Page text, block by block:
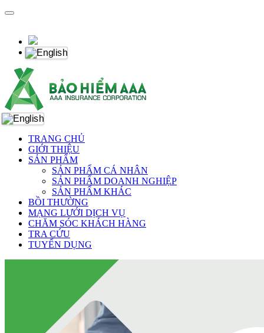
TRANG CHỦ
GIỚI THIỆU
SẢN PHẨM
SẢN PHẨM CÁ NHÂN
SẢN PHẨM DOANH NGHIỆP
SẢN PHẨM KHÁC
BỒI THƯỜNG
MẠNG LƯỚI DỊCH VỤ
CHĂM SÓC KHÁCH HÀNG
TRA CỨU
TUYỂN DỤNG